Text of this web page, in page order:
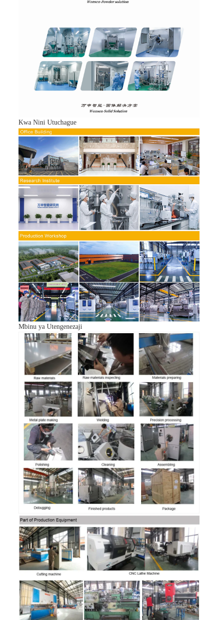
Kwa Nini Utuchague
Mbinu ya Utengenezaji